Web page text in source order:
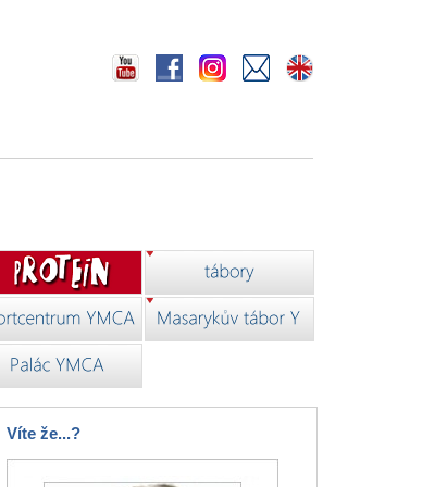
Víte že...?